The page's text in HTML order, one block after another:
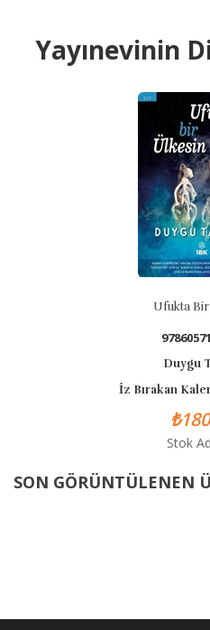
Yayınevinin
Ufukta
Duygu
İz Bırakan
Stok
SON GÖRÜNTÜLENEN